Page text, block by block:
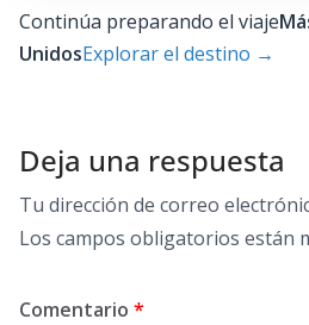
Continúa preparando el viaje
UnidosExplorar el destino →
Deja una respuesta
Tu dirección de correo
Los campos obligatorios están
Comentario *